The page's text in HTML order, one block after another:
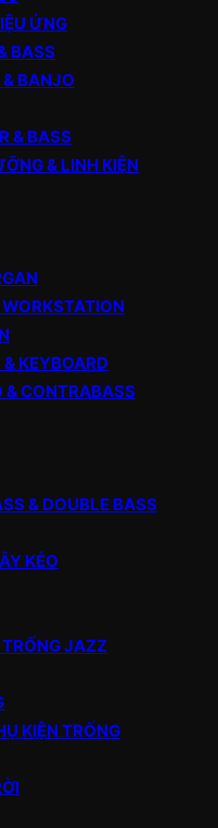
ỨNG
BASS
BANJO
& BASS
& LINH KIỆN
KEYBOARD
& CONTRABASS
& DOUBLE BASS
KÉO
TRỐNG JAZZ
KIỆN TRỐNG